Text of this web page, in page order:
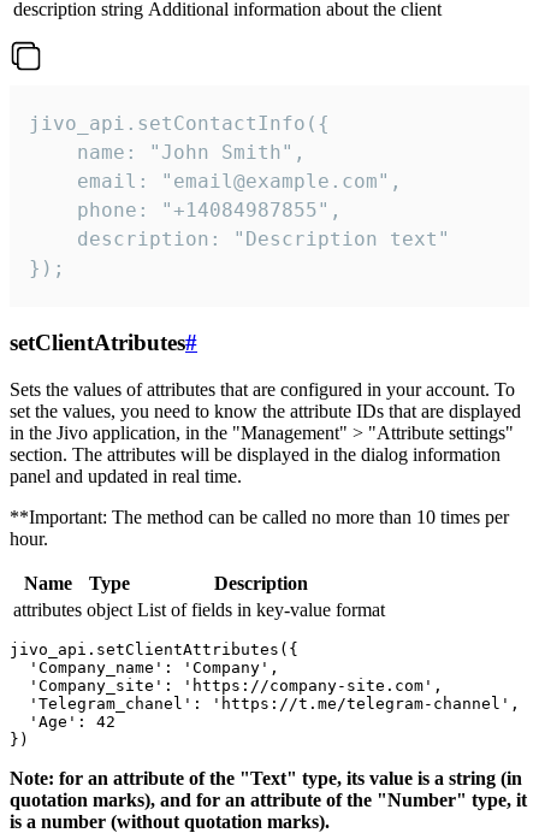
description string Additional information about the client
jivo_api.setContactInfo({
    name: "John Smith",
    email: "email@example.com",
    phone: "+14084987855",
    description: "Description text"
});
setClientAtributes#
Sets the values ​​of attributes that are configured in your account. To
set the values, you need to know the attribute IDs that are displayed
in the Jivo application, in the "Management" > "Attribute settings"
section. The attributes will be displayed in the dialog information
panel and updated in real time.
**Important: The method can be called no more than 10 times per
hour.
Name Type
Description
attributes object List of fields in key-value format
jivo_api.setClientAttributes({
  'Company_name': 'Company',
  'Company_site': 'https://company-site.com',
  'Telegram_chanel': 'https://t.me/telegram-channel',
  'Age': 42
Note: for an attribute of the "Text" type, its value is a string (in
quotation marks), and for an attribute of the "Number" type, it
is a number (without quotation marks).